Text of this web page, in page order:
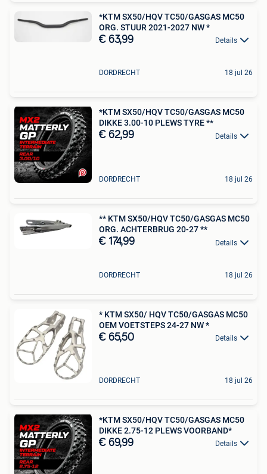
*KTM SX50/HQV TC50/GASGAS MC50
ORG. STUUR 2021-2027 NW *
€ 63,99 Details
DORDRECHT 18 jul 26
*KTM SX50/HQV TC50/GASGAS MC50
DIKKE 3.00-10 PLEWS TYRE **
€ 62,99 Details
DORDRECHT 18 jul 26
** KTM SX50/HQV TC50/GASGAS MC50
ORG. ACHTERBRUG 20-27 **
€ 174,99 Details
DORDRECHT 18 jul 26
* KTM SX50/ HQV TC50/GASGAS MC50
OEM VOETSTEPS 24-27 NW *
€ 65,50 Details
DORDRECHT 18 jul 26
*KTM SX50/HQV TC50/GASGAS MC50
DIKKE 2.75-12 PLEWS VOORBAND*
€ 69,99 Details